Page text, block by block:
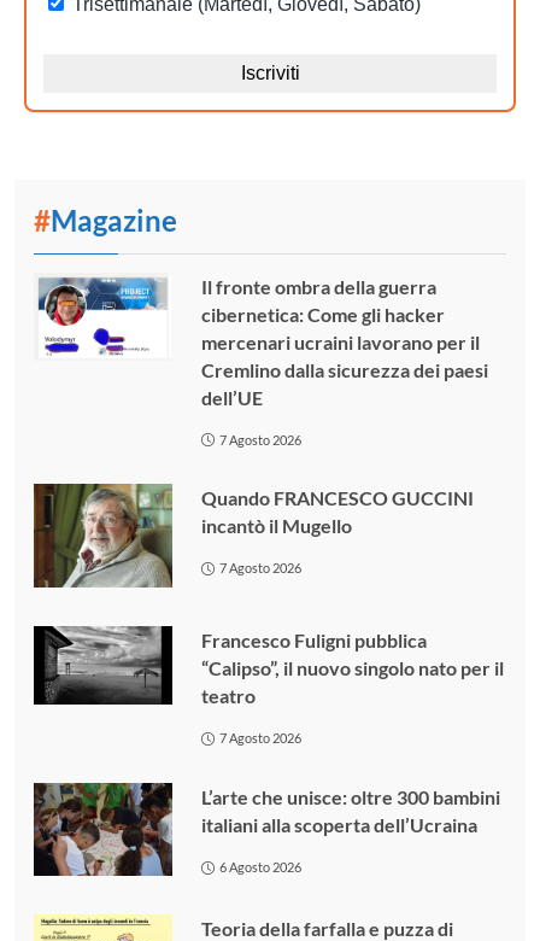
#Magazine
Il fronte ombra della guerra
cibernetica: Come gli hacker
mercenari ucraini lavorano per il
Cremlino dalla sicurezza dei paesi
dell’UE
7 Agosto 2026
Quando FRANCESCO GUCCINI
incantò il Mugello
7 Agosto 2026
Francesco Fuligni pubblica
“Calipso”, il nuovo singolo nato per il
teatro
7 Agosto 2026
L’arte che unisce: oltre 300 bambini
italiani alla scoperta dell’Ucraina
6 Agosto 2026
Teoria della farfalla e puzza di